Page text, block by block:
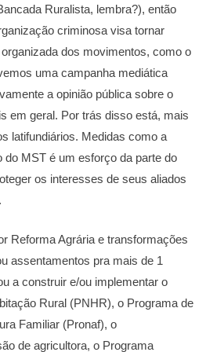
Ruralista, lembra?), então
criminosa visa tornar
dos movimentos, como o
uma campanha mediática
a opinião pública sobre o
em geral. Por trás disso está, mais
latifundiários. Medidas como a
do MST é um esforço da parte do
os interesses de seus aliados
Reforma Agrária e transformações
assentamentos pra mais de 1
a construir e/ou implementar o
Rural (PNHR), o Programa de
Familiar (Pronaf), o
de agricultora, o Programa